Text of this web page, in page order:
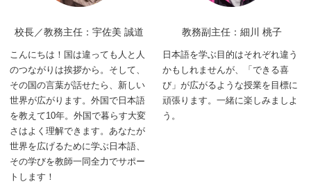
校長／教務主任：宇佐美 誠道
こんにちは！国は違っても人と人
のつながりは挨拶から。そして、
その国の言葉が話せたら、新しい
世界が広がります。外国で日本語
を教えて10年。外国で暮らす大変
さはよく理解できます。あなたが
世界を広げるために学ぶ日本語、
その学びを教師一同全力でサポー
トします！
教務副主任：細川 桃子
日本語を学ぶ目的はそれぞれ違う
かもしれませんが、「できる喜
び」が広がるような授業を目標に
頑張ります。一緒に楽しみましよ
う。